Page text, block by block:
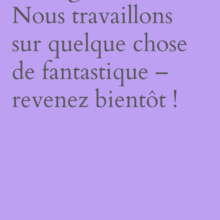
Nous travaillons
sur quelque chose
de fantastique –
revenez bientôt !